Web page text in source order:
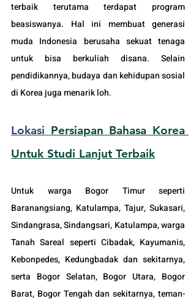
terbaik terutama terdapat program
beasiswanya. Hal ini membuat generasi
muda Indonesia berusaha sekuat tenaga
untuk bisa berkuliah disana. Selain
pendidikannya, budaya dan kehidupan sosial
di Korea juga menarik loh.
Lokasi Persiapan Bahasa Korea
Untuk Studi Lanjut Terbaik
Untuk warga Bogor Timur seperti
Baranangsiang, Katulampa, Tajur, Sukasari,
Sindangrasa, Sindangsari, Katulampa, warga
Tanah Sareal seperti Cibadak, Kayumanis,
Kebonpedes, Kedungbadak dan sekitarnya,
serta Bogor Selatan, Bogor Utara, Bogor
Barat, Bogor Tengah dan sekitarnya, teman-